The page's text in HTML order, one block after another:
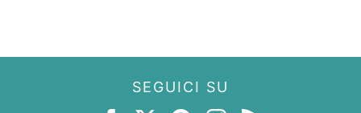
SEGUICI SU